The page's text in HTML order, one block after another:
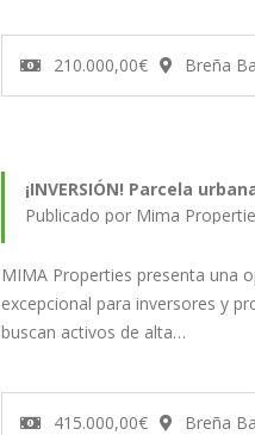
210.000,00€ Breña
¡INVERSIÓN! Parcela
Publicado por Mima
MIMA Properties presenta una
excepcional para inversores y
buscan activos de alta…
415.000,00€ Breña